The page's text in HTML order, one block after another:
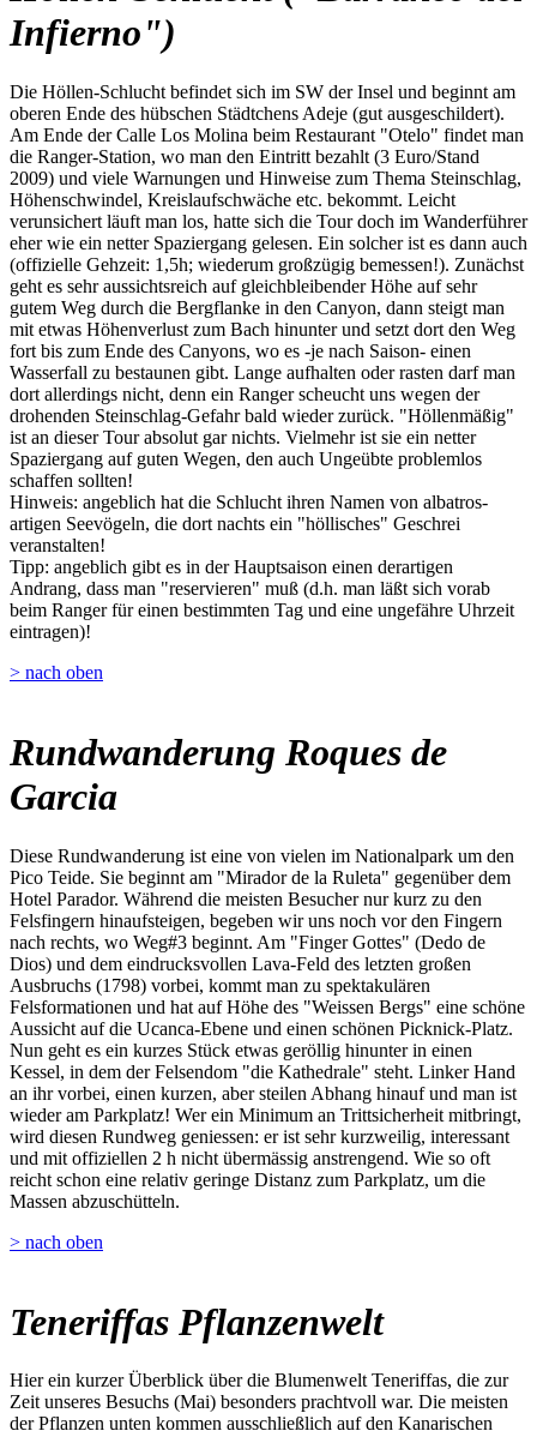
Infierno")
Die Höllen-Schlucht befindet sich im SW der Insel und beginnt am
oberen Ende des hübschen Städtchens Adeje (gut ausgeschildert).
Am Ende der Calle Los Molina beim Restaurant "Otelo" findet man
die Ranger-Station, wo man den Eintritt bezahlt (3 Euro/Stand
2009) und viele Warnungen und Hinweise zum Thema Steinschlag,
Höhenschwindel, Kreislaufschwäche etc. bekommt. Leicht
verunsichert läuft man los, hatte sich die Tour doch im Wanderführer
eher wie ein netter Spaziergang gelesen. Ein solcher ist es dann auch
(offizielle Gehzeit: 1,5h; wiederum großzügig bemessen!). Zunächst
geht es sehr aussichtsreich auf gleichbleibender Höhe auf sehr
gutem Weg durch die Bergflanke in den Canyon, dann steigt man
mit etwas Höhenverlust zum Bach hinunter und setzt dort den Weg
fort bis zum Ende des Canyons, wo es -je nach Saison- einen
Wasserfall zu bestaunen gibt. Lange aufhalten oder rasten darf man
dort allerdings nicht, denn ein Ranger scheucht uns wegen der
drohenden Steinschlag-Gefahr bald wieder zurück. "Höllenmäßig"
ist an dieser Tour absolut gar nichts. Vielmehr ist sie ein netter
Spaziergang auf guten Wegen, den auch Ungeübte problemlos
schaffen sollten!
Hinweis: angeblich hat die Schlucht ihren Namen von albatros-
artigen Seevögeln, die dort nachts ein "höllisches" Geschrei
veranstalten!
Tipp: angeblich gibt es in der Hauptsaison einen derartigen
Andrang, dass man "reservieren" muß (d.h. man läßt sich vorab
beim Ranger für einen bestimmten Tag und eine ungefähre Uhrzeit
eintragen)!
> nach oben
Rundwanderung Roques de
Garcia
Diese Rundwanderung ist eine von vielen im Nationalpark um den
Pico Teide. Sie beginnt am "Mirador de la Ruleta" gegenüber dem
Hotel Parador. Während die meisten Besucher nur kurz zu den
Felsfingern hinaufsteigen, begeben wir uns noch vor den Fingern
nach rechts, wo Weg#3 beginnt. Am "Finger Gottes" (Dedo de
Dios) und dem eindrucksvollen Lava-Feld des letzten großen
Ausbruchs (1798) vorbei, kommt man zu spektakulären
Felsformationen und hat auf Höhe des "Weissen Bergs" eine schöne
Aussicht auf die Ucanca-Ebene und einen schönen Picknick-Platz.
Nun geht es ein kurzes Stück etwas geröllig hinunter in einen
Kessel, in dem der Felsendom "die Kathedrale" steht. Linker Hand
an ihr vorbei, einen kurzen, aber steilen Abhang hinauf und man ist
wieder am Parkplatz! Wer ein Minimum an Trittsicherheit mitbringt,
wird diesen Rundweg geniessen: er ist sehr kurzweilig, interessant
und mit offiziellen 2 h nicht übermässig anstrengend. Wie so oft
reicht schon eine relativ geringe Distanz zum Parkplatz, um die
Massen abzuschütteln.
> nach oben
Teneriffas Pflanzenwelt
Hier ein kurzer Überblick über die Blumenwelt Teneriffas, die zur
Zeit unseres Besuchs (Mai) besonders prachtvoll war. Die meisten
der Pflanzen unten kommen ausschließlich auf den Kanarischen